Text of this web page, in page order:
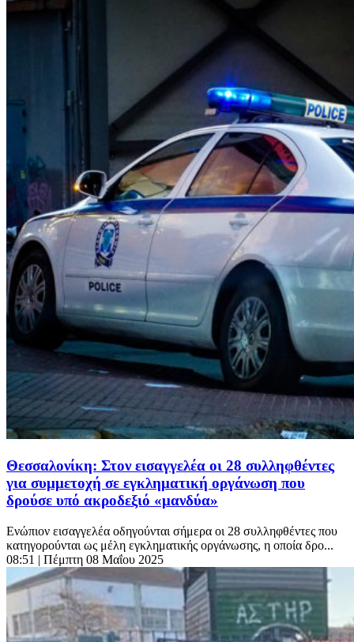
Θεσσαλονίκη: Στον εισαγγελέα οι 28 συλληφθέντες
για συμμετοχή σε εγκληματική οργάνωση που
δρούσε υπό ακροδεξιό «μανδύα»
Ενώπιον εισαγγελέα οδηγούνται σήμερα οι 28 συλληφθέντες που
κατηγορούνται ως μέλη εγκληματικής οργάνωσης, η οποία δρο...
08:51 | Πέμπτη 08 Μαΐου 2025